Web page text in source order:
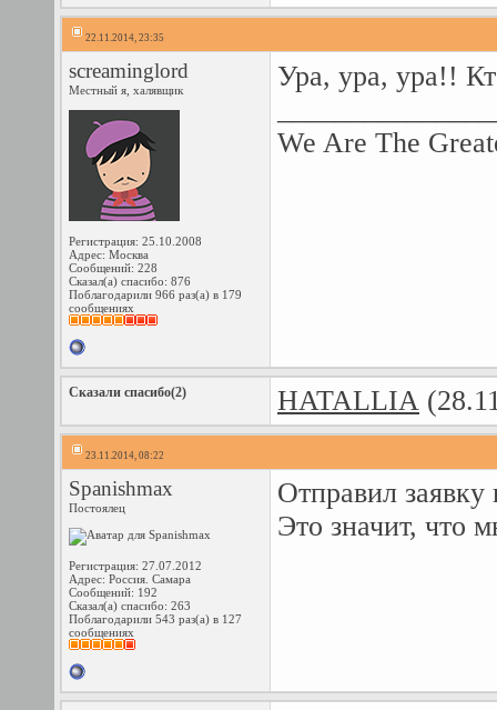
22.11.2014, 23:35
screaminglord
Местный я, халявщик
Регистрация: 25.10.2008
Адрес: Москва
Сообщений: 228
Сказал(а) спасибо: 876
Поблагодарили 966 раз(а) в 179
сообщениях
Ура, ура, ура!!
We Are The
Сказали спасибо(2) HATALLIA
23.11.2014, 08:22
Spanishmax
Постоялец
Регистрация: 27.07.2012
Адрес: Россия. Самара
Сообщений: 192
Сказал(а) спасибо: 263
Поблагодарили 543 раз(а) в 127
сообщениях
Отправил
Это значит, что